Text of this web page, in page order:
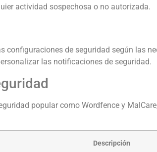
actividad sospechosa o no autorizada.
de seguridad según las
las notificaciones de seguridad.
popular como Wordfence y
Descripción